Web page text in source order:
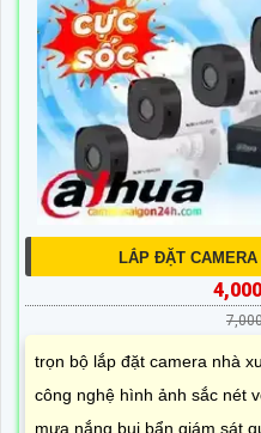
LẮP ĐẶT
trọn bộ lắp đặt camera nhà
công nghệ hình ảnh sắc nét
mưa nắng bụi bẩn giám sát